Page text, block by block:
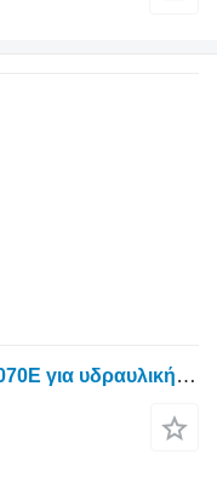
Συλλεκτική μηχανή John Deere 1070E για υδραυλική αντλία John Deere F071594 / F678179